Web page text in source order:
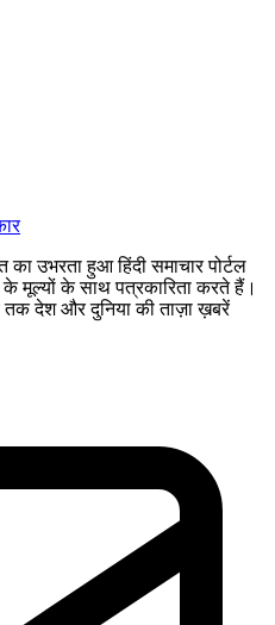
का उभरता हुआ हिंदी समाचार पोर्टल
मूल्यों के साथ पत्रकारिता करते हैं।
तक देश और दुनिया की ताज़ा ख़बरें